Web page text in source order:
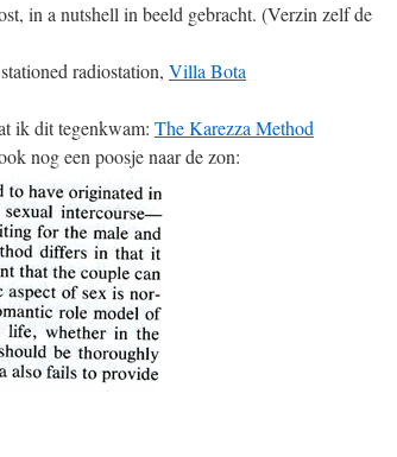
in a nutshell in beeld gebracht. (Verzin zelf de
radiostation, Villa Bota
ik dit tegenkwam: The Karezza Method
nog een poosje naar de zon: